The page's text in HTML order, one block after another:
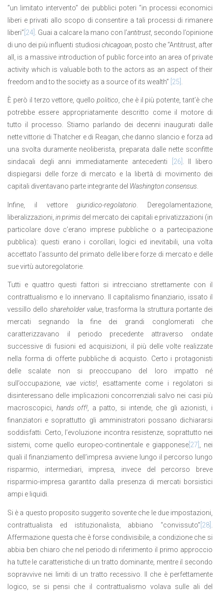
“un limitato intervento” dei pubblici poteri “in processi economici
liberi e privati allo scopo di consentire a tali processi di rimanere
liberi” [24] . Guai a calcare la mano con l’antitrust, secondo l’opinione
di uno dei più influenti studiosi chicagoan, posto che “Antitrust, after
all, is a massive introduction of public force into an area of private
activity which is valuable both to the actors as an aspect of their
freedom and to the society as a source of its wealth” [25]
È però il terzo vettore, quellopolitico, che è il più potente, tant’è che
potrebbe essere appropriatamente descritto come il motore di
tutto il processo. Stiamo parlando dei decenni inaugurati dalle
nette vittorie di Thatcher e di Reagan, che danno slancio e forza ad
una svolta duramente neoliberista, preparata dalle nette sconfitte
sindacali degli anni immediatamente antecedenti
[26] . Il libero
dispiegarsi delle forze di mercato e la libertà di movimento dei
capitali diventavano parte integrante del Washington consensus.
Infine, il vettoregiuridico-regolatorio . Deregolamentazione,
liberalizzazioni, in primis del mercato dei capitali e privatizzazioni (in
particolare dove c’erano imprese pubbliche o a partecipazione
pubblica): questi erano i corollari, logici ed inevitabili, una volta
accettato l’assunto del primato delle libere forze di mercato e delle
sue virtù autoregolatorie.
Tutti e quattro questi fattori si intrecciano strettamente con il
contrattualismo e lo innervano. Il capitalismo finanziario, issato il
vessillo dello shareholder value, trasforma la struttura portante dei
mercati segnando la fine dei grandi conglomerati che
caratterizzavano il periodo precedente attraverso ondate
successive di fusioni ed acquisizioni, il più delle volte realizzate
nella forma di offerte pubbliche di acquisto. Certo i protagonisti
delle scalate non si preoccupano del loro impatto né
sull’occupazione, vae victis!, esattamente come i regolatori si
disinteressano delle implicazioni concorrenziali salvo nei casi più
macroscopici, hands off!, a patto, si intende, che gli azionisti, i
finanziatori e soprattutto gli amministratori possano dichiararsi
soddisfatti. Certo, l’evoluzione incontra resistenze, soprattutto nei
sistemi, come quello europeo-continentale e giapponese [27] , nei
quali il finanziamento dell’impresa avviene lungo il percorso lungo
risparmio, intermediari, impresa, invece del percorso breve
risparmio-impresa garantito dalla presenza di mercati borsistici
ampi e liquidi.
Si è a questo proposito suggerito sovente che le due impostazioni,
contrattualista ed istituzionalista, abbiano “convissuto” [28]
Affermazione questa che è forse condivisibile, a condizione che si
abbia ben chiaro che nel periodo di riferimento il primo approccio
ha tutte le caratteristiche di un tratto dominante, mentre il secondo
sopravvive nei limiti di un tratto recessivo. Il che è perfettamente
logico, se si pensi che il contrattualismo volava sulle ali del